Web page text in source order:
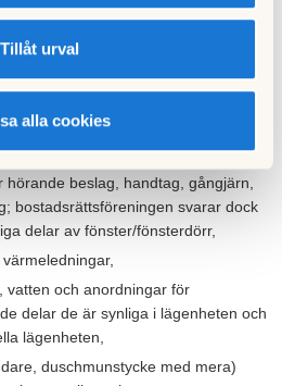
Tillåt urval
alla cookies
tillhörande lister, foder, karm,
handtag, gångjärn, tätningslister,
spröjs på fönster och i
beslag, handtag, gångjärn,
bostadsrättsföreningen svarar dock
delar av fönster/fönsterdörr,
vatten och anordningar för
delar de är synliga i lägenheten och
lägenheten,
duschmunstycke med mera)